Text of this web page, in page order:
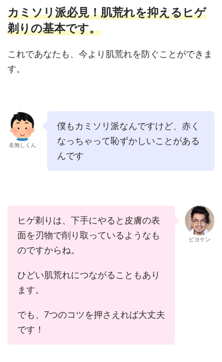
カミソリ派必見！肌荒れを抑えるヒゲ
剃りの基本です。
これであなたも、今より肌荒れを防ぐことができま
す。
名無しくん
僕もカミソリ派なんですけど、赤く
なっちゃって恥ずかしいことがある
んです
ヒゲ剃りは、下手にやると皮膚の表
面を刃物で削り取っているようなも
のですからね。
ひどい肌荒れにつながることもあり
ます。
でも、7つのコツを押さえれば大丈夫
です！
ビヨケン